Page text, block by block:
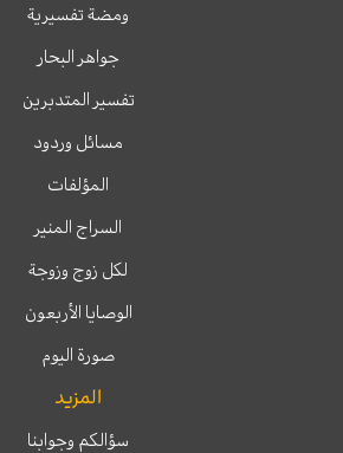
ومضة تفسيرية
جواهر البحار
تفسير المتدبرين
مسائل وردود
المؤلفات
السراج المنير
لكل زوج وزوجة
الوصايا الأربعون
صورة اليوم
المزيد
سؤالكم وجوابنا